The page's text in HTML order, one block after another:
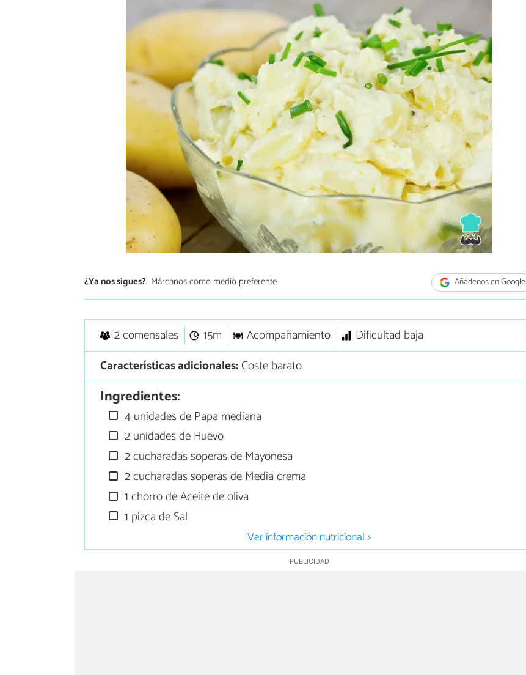
¿Ya nos sigues? Márcanos como medio preferente Añádenos en Google
2 comensales 15m Acompañamiento
Dificultad baja
Características adicionales:Coste barato
Ingredientes:
4 unidades de Papa mediana
2 unidades de Huevo
2 cucharadas soperas de Mayonesa
2 cucharadas soperas de Media crema
1 chorro de Aceite de oliva
1 pizca de Sal
Ver información nutricional >